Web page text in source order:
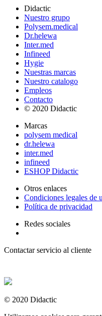
Didactic
Nuestro grupo
Polysem.medical
Dr.helewa
Inter.med
Infineed
Hygie
Nuestras marcas
Nuestro catalogo
Empleos
Contacto
© 2020 Didactic
Marcas
polysem medical
dr.helewa
inter.med
infineed
ESHOP Didactic
Otros enlaces
Condiciones legales de
Política de privacidad
Redes sociales
Contactar servicio al cliente
© 2020 Didactic